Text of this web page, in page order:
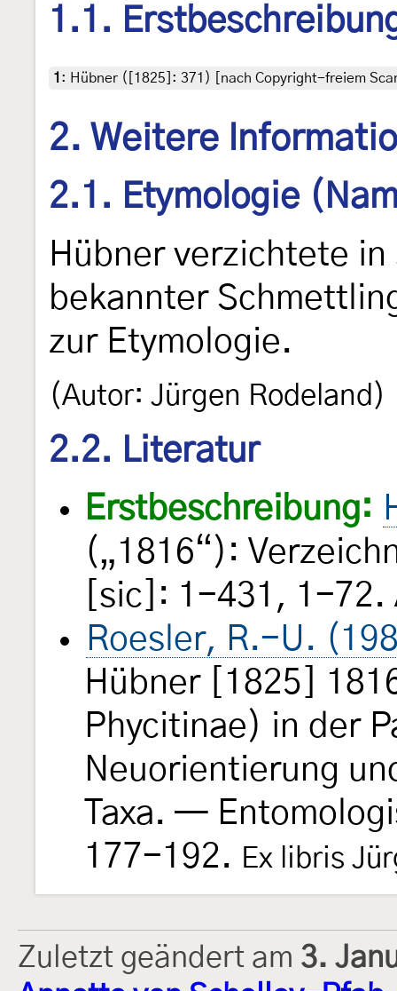
1.1.
1 : Hübner ([1825]: 371) [nach Copyright-freiem
2. Weitere
2.1. Etymologie
Hübner verzichtete
bekannter
zur Etymologie.
(Autor: Jürgen Rodeland)
2.2. Literatur
Erstbeschreibung:
(„1816“):
[sic]: 1-431, 1-72.
Roesler, R.-U.
Hübner [1825]
Phycitinae) in der
Neuorientierung
Taxa. —
177-192. Ex libris
Zuletzt geändert am 3.